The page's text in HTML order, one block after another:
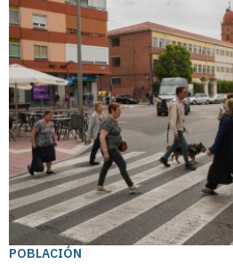
POBLACIÓN